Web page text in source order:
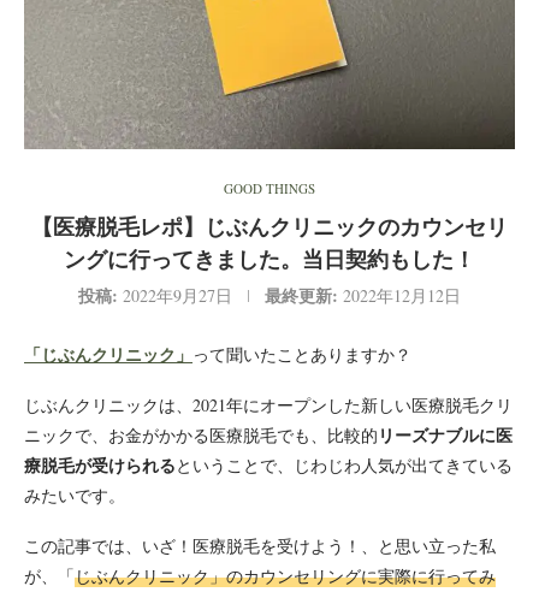
GOOD THINGS
【医療脱毛レポ】じぶんクリニックのカウンセリ
ングに行ってきました。当日契約もした！
投稿: 2022年9月27日 最終更新: 2022年12月12日
「じぶんクリニック 」 って聞いたことありますか？
じぶんクリニックは、2021年にオープンした新しい医療脱毛クリ
ニックで、お金がかかる医療脱毛でも、比較的 リーズナブルに医
療脱毛が受けられるということで、じわじわ人気が出てきている
みたいです。
この記事では、いざ！医療脱毛を受けよう！、と思い立った私
が、「じぶんクリニック」のカウンセリングに実際に行ってみ